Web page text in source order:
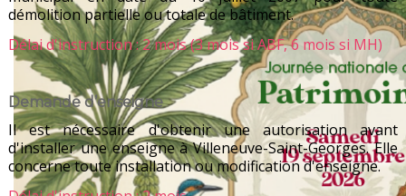
Dimanche 6 septembre 2026
démolition partielle ou totale de bâtiment.
Délai d'instruction : 2 mois (3 mois si ABF, 6 mois si MH)
Demande d’enseigne
Il est nécessaire d'obtenir une autorisation avant
d'installer une enseigne à Villeneuve-Saint-Georges. Elle
concerne toute installation ou modification d'enseigne.